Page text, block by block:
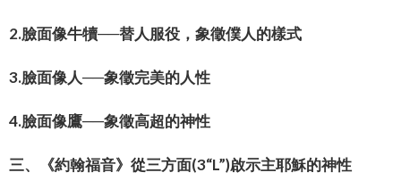
2.臉面像牛犢──替人服役，象徵僕人的樣式
3.臉面像人──象徵完美的人性
4.臉面像鷹──象徵高超的神性
三、《約翰福音》從三方面(3“L”)啟示主耶穌的神性